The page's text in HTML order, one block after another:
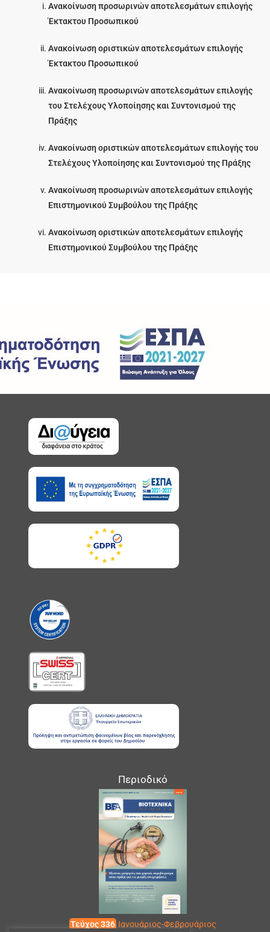
Ανακοίνωση προσωρινών αποτελεσμάτων επιλογής
Έκτακτου Προσωπικού
Ανακοίνωση οριστικών αποτελεσμάτων επιλογής
Έκτακτου Προσωπικού
Ανακοίνωση προσωρινών αποτελεσμάτων επιλογής
του Στελέχους Υλοποίησης και Συντονισμού της
Πράξης
Ανακοίνωση οριστικών αποτελεσμάτων επιλογής του
Στελέχους Υλοποίησης και Συντονισμού της Πράξης
Ανακοίνωση προσωρινών αποτελεσμάτων επιλογής
Επιστημονικού Συμβούλου της Πράξης
Ανακοίνωση οριστικών αποτελεσμάτων επιλογής
Επιστημονικού Συμβούλου της Πράξης
Περιοδικό
Τεύχος 336 Ιανουάριος-Φεβρουάριος